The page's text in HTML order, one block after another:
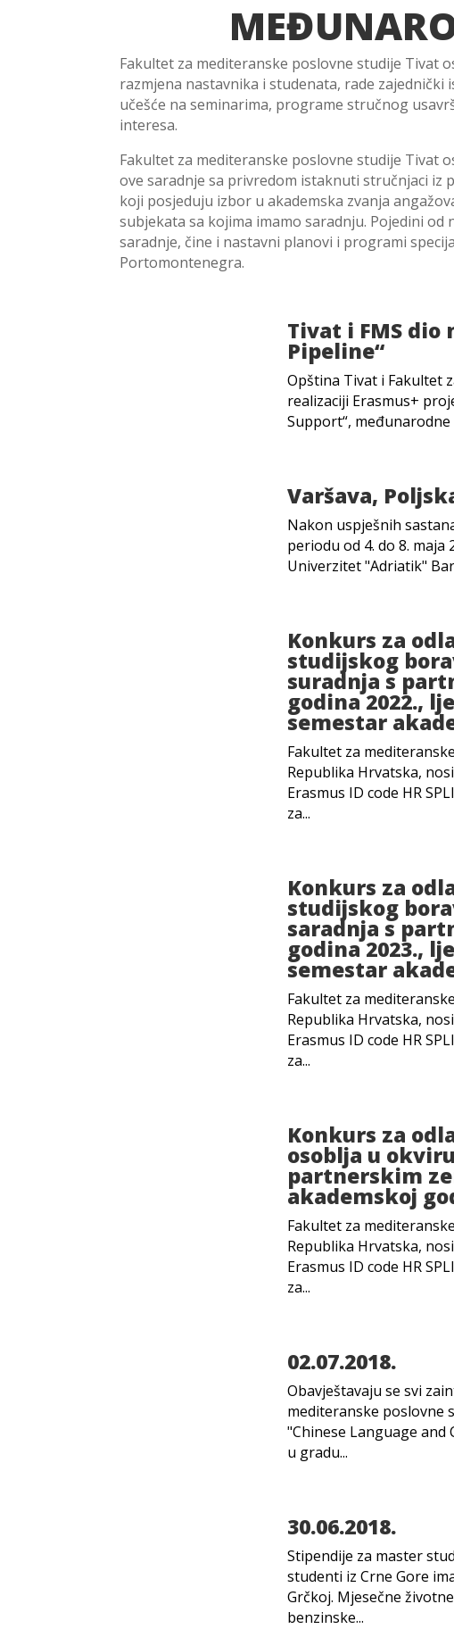
Fakultet za mediteranske poslovne studije Tivat
razmjena nastavnika i studenata, rade
učešće na seminarima, programe stručnog
interesa.
Fakultet za mediteranske poslovne studije Tivat
ove saradnje sa privredom istaknuti stručnjaci iz
koji posjeduju izbor u akademska zvanja
subjekata sa kojima imamo saradnju. Pojedini
saradnje, čine i nastavni planovi i programi
Portomontenegra.
Tivat i FMS
Pipeline“
Opština Tivat i Fakultet
realizaciji Erasmus+
Support“,
Varšava,
​Nakon uspješnih
periodu od 4. do 8.
Univerzitet "Adriatik"
Konkurs za
studijskog
suradnja s
godina 2022.,
semestar
Fakultet za
Republika Hrvatska,
Erasmus ID code HR
za...
Konkurs za
studijskog
saradnja s
godina 2023.,
semestar
Fakultet za
Republika Hrvatska,
Erasmus ID code HR
za...
Konkurs za
osoblja u
partnerskim
akademskoj
Fakultet za
Republika Hrvatska,
Erasmus ID code HR
za...
02.07.2018.
Obavještavaju se svi
mediteranske poslovne
"Chinese Language and
u gradu...
30.06.2018.
Stipendije za master
studenti iz Crne Gore
Grčkoj. Mjesečne
benzinske...